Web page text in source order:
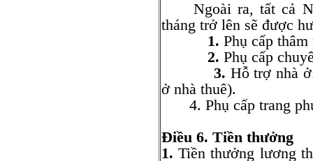
Ngoài ra, tất cả
tháng trở lên sẽ được
1. Phụ cấp
2. Phụ cấp
3. Hỗ trợ nhà
ở nhà thuê).
4. Phụ cấp trang
Điều 6. Tiền thưởng
1. Tiền thưởng lương